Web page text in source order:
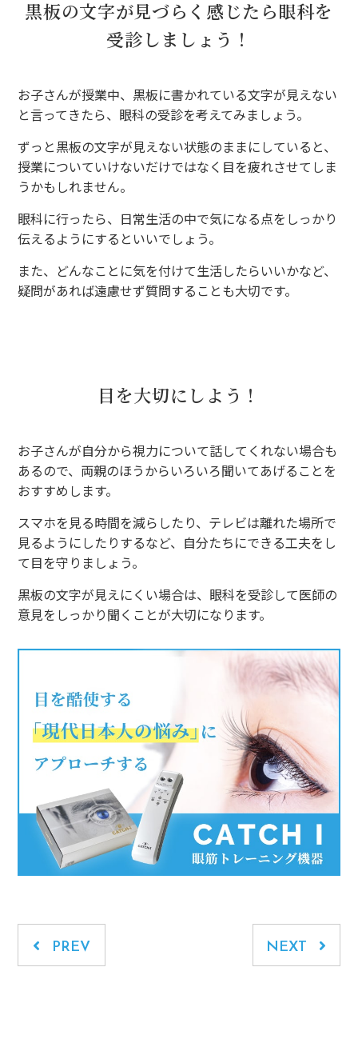
黒板の文字が見づらく感じたら眼科を
受診しましょう！
お子さんが授業中、黒板に書かれている文字が見えない
と言ってきたら、眼科の受診を考えてみましょう。
ずっと黒板の文字が見えない状態のままにしていると、
授業についていけないだけではなく目を疲れさせてしま
うかもしれません。
眼科に行ったら、日常生活の中で気になる点をしっかり
伝えるようにするといいでしょう。
また、どんなことに気を付けて生活したらいいかなど、
疑問があれば遠慮せず質問することも大切です。
目を大切にしよう！
お子さんが自分から視力について話してくれない場合も
あるので、両親のほうからいろいろ聞いてあげることを
おすすめします。
スマホを見る時間を減らしたり、テレビは離れた場所で
見るようにしたりするなど、自分たちにできる工夫をし
て目を守りましょう。
黒板の文字が見えにくい場合は、眼科を受診して医師の
意見をしっかり聞くことが大切になります。
PREV NEXT